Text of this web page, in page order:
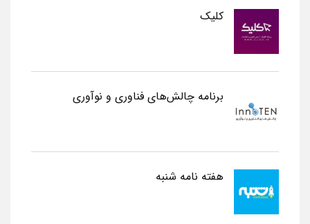
کلیک
برنامه چالش‌های فناوری و نوآوری
هفته نامه شنبه